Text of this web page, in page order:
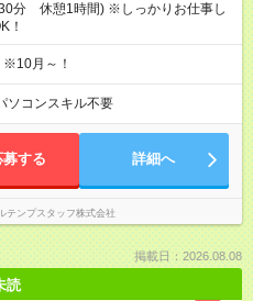
分 休憩1時間) ※しっかりお仕事し
！
月～！
ソコンスキル不要
募する 詳細へ
テンプスタッフ株式会社
掲載日：2026.08.08
読